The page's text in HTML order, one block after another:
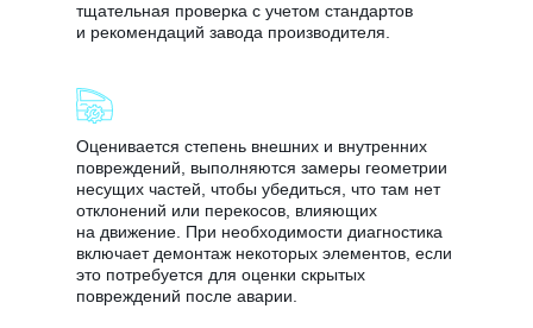
тщательная проверка с учетом стандартов
и рекомендаций завода производителя.
Оценивается степень внешних и внутренних
повреждений, выполняются замеры геометрии
несущих частей, чтобы убедиться, что там нет
отклонений или перекосов, влияющих
на движение. При необходимости диагностика
включает демонтаж некоторых элементов, если
это потребуется для оценки скрытых
повреждений после аварии.